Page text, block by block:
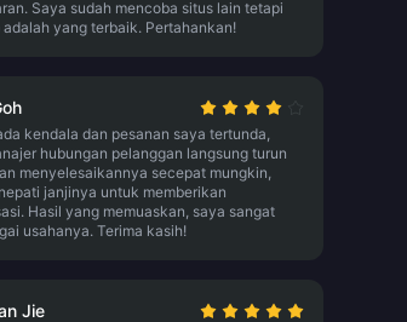
Saya sudah mencoba situs lain tetapi
adalah yang terbaik. Pertahankan!
kendala dan pesanan saya tertunda,
hubungan pelanggan langsung turun
menyelesaikannya secepat mungkin,
janjinya untuk memberikan
Hasil yang memuaskan, saya sangat
usahanya. Terima kasih!
Jie